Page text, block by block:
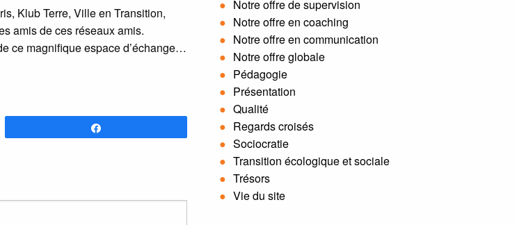
Klub Terre, Ville en Transition,
amis de ces réseaux amis.
ce magnifique espace d’échange…
Notre offre de supervision
Notre offre en coaching
Notre offre en communication
Notre offre globale
Pédagogie
Présentation
Qualité
Regards croisés
Sociocratie
Transition écologique et sociale
Trésors
Vie du site